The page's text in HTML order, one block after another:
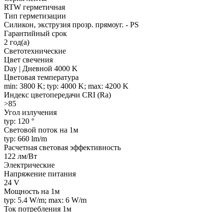
RTW герметичная
Тип герметизации
Силикон, экструзия прозр. прямоуг. - PS
Гарантийный срок
2 год(а)
Светотехнические
Цвет свечения
Day | Дневной 4000 K
Цветовая температура
min: 3800 K; typ: 4000 K; max: 4200 K
Индекс цветопередачи CRI (Ra)
>85
Угол излучения
typ: 120 °
Световой поток на 1м
typ: 660 lm/m
Расчетная световая эффективность
122 лм/Вт
Электрические
Напряжение питания
24 V
Мощность на 1м
typ: 5.4 W/m; max: 6 W/m
Ток потребления 1м